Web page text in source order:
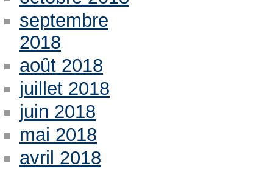
septembre
2018
août 2018
juillet 2018
juin 2018
mai 2018
avril 2018